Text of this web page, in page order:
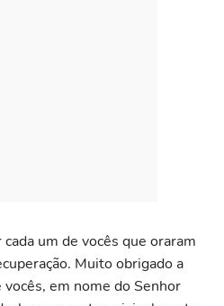
cada um de vocês que oraram
Muito obrigado a
em nome do Senhor